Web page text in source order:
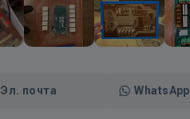
Эл. почта WhatsApp